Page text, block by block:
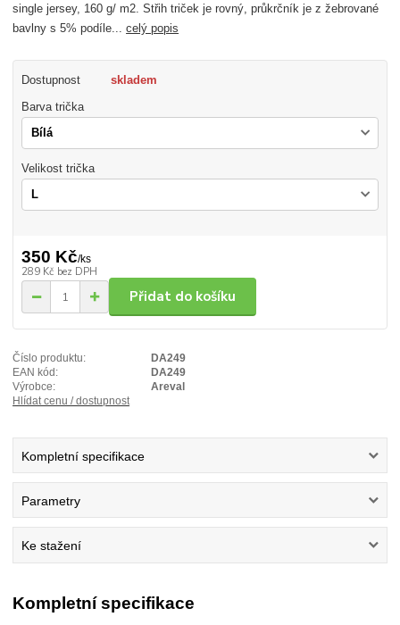
single jersey, 160 g/ m2. Střih triček je rovný, průkrčník je z žebrované
bavlny s 5% podíle...celý popis
Dostupnost skladem
Barva trička
Velikost trička
350 Kč/ks
289 Kč bez DPH
Přidat do košíku
Číslo produktu:
DA249
EAN kód:
DA249
Výrobce:
Areval
Hlídat cenu / dostupnost
Kompletní specifikace
Parametry
Ke stažení
Kompletní specifikace